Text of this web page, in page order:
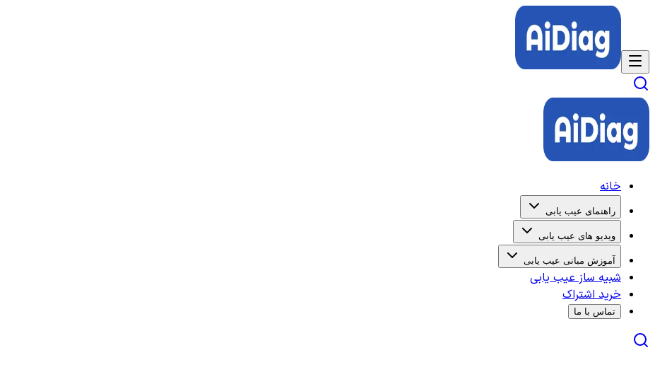
خانه
راهنمای عیب یابی
ویدیو های عیب یابی
آموزش مبانی عیب یابی
شبیه ساز عیب یابی
خرید اشتراک
تماس با ما